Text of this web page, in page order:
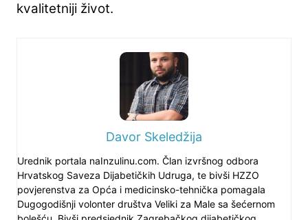
kvalitetniji život.
Davor Skeledžija
Urednik portala naInzulinu.com. Član izvršnog odbora
Hrvatskog Saveza Dijabetičkih Udruga, te bivši HZZO
povjerenstva za Opća i medicinsko-tehnička pomagala
Dugogodišnji volonter društva Veliki za Male sa šećernom